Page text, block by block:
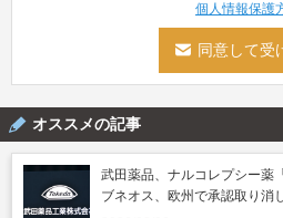
個人情報保護
オススメの記事
武田薬品、ナルコレプシー薬
ブネオス、欧州で承認取り消